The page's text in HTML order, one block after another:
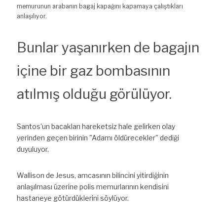
memurunun arabanın bagaj kapağını kapamaya çalıştıkları
anlaşılıyor.
Bunlar yaşanırken de bagajın
içine bir gaz bombasının
atılmış olduğu görülüyor.
Santos'un bacakları hareketsiz hale gelirken olay
yerinden geçen birinin "Adamı öldürecekler" dediği
duyuluyor.
Wallison de Jesus, amcasının bilincini yitirdiğinin
anlaşılması üzerine polis memurlarının kendisini
hastaneye götürdüklerini söylüyor.